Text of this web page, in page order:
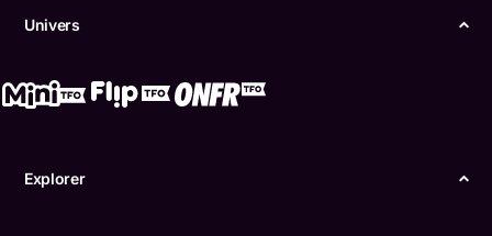
Univers
Explorer
Boukili
Confidentialité